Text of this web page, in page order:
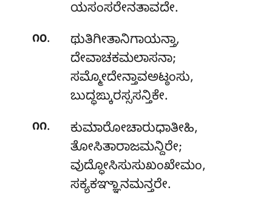
ಯಸಂಸರೇನತಾವದೇ.
೧೦.
ಥುತಿಗೀತಾನಿಗಾಯನ್ತಾ,
ದೇವಾಚಕಮಲಾಸನಾ;
ಸಮ್ಮೋದೇನ್ತಾವಅಟ್ಠಂಸು,
ಬುದ್ಧಙ್ಕುರಸ್ಸಸನ್ತಿಕೇ.
೧೧.
ಕುಮಾರೋಚಾರುಧಾತೀಹಿ,
ತೋಸಿತಾರಾಜಮನ್ದಿರೇ;
ವುದ್ಧೋಸಿಸುಸುಖಂಖೇಮಂ,
ಸಕ್ಯಕಞ್ಞಾನಮನ್ತರೇ.